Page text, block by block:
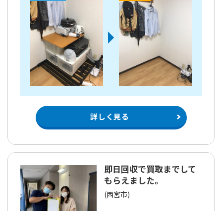
詳しく見る
即日回収で買取までして
もらえました。
(西宮市)